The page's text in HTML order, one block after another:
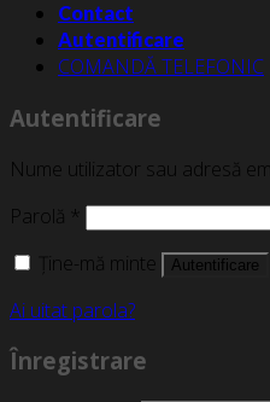
Contact
Autentificare
COMANDĂ TELEFONIC
Autentificare
Nume utilizator sau adresă
Parolă *
Ține-mă minte
Autentificare
Ai uitat parola?
Înregistrare